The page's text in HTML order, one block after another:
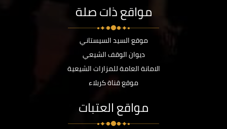
مواقع ذات صلة
موقع السيد السيستاني
ديوان الوقف الشيعي
الامانة العامة للمزارات الشيعية
موقع قناة كربلاء
مواقع العتبات